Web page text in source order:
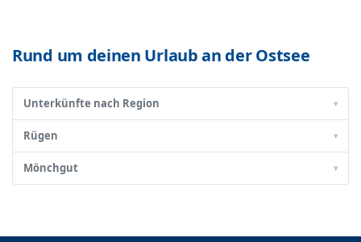
Rund um deinen Urlaub an der Ostsee
Unterkünfte nach Region ▾
Rügen ▾
Mönchgut ▾